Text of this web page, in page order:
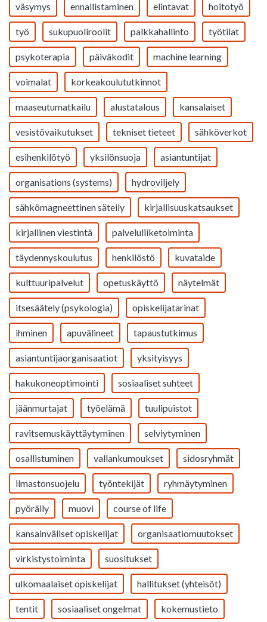
väsymys ennallistaminen elintavat hoitotyö
työ sukupuoliroolit palkkahallinto työtilat
psykoterapia päiväkodit machine learning
voimalat korkeakoulututkinnot
maaseutumatkailu alustatalous kansalaiset
vesistövaikutukset tekniset tieteet sähköverkot
esihenkilötyö yksilönsuoja asiantuntijat
organisations (systems) hydroviljely
sähkömagneettinen säteily kirjallisuuskatsaukset
kirjallinen viestintä palveluliiketoiminta
täydennyskoulutus henkilöstö kuvataide
kulttuuripalvelut opetuskäyttö näytelmät
itsesäätely (psykologia) opiskelijatarinat
ihminen apuvälineet tapaustutkimus
asiantuntijaorganisaatiot yksityisyys
hakukoneoptimointi sosiaaliset suhteet
jäänmurtajat työelämä tuulipuistot
ravitsemuskäyttäytyminen selviytyminen
osallistuminen vallankumoukset sidosryhmät
ilmastonsuojelu työntekijät ryhmäytyminen
pyöräily muovi course of life
kansainväliset opiskelijat organisaatiomuutokset
virkistystoiminta suositukset
ulkomaalaiset opiskelijat hallitukset (yhteisöt)
tentit sosiaaliset ongelmat kokemustieto